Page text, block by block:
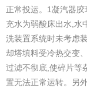
正常投运。 1凝汽器
充水为弱酸床出水,水
洗装置系统时未考虑
却塔填料受冷热交变
过滤不彻底,使碎片等
置无法正常运转。另